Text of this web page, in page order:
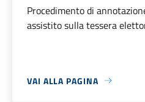
Procedimento di
assistito sulla tessera
VAI ALLA PAGINA